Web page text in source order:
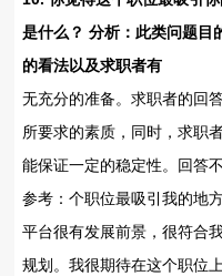
是什么？ 分析：此类问题目
的看法以及求职者有
无充分的准备。求职者的回
所要求的素质，同时，求职
能保证一定的稳定性。回答
参考：个职位最吸引我的地
平台很有发展前景，很符合
规划。我很期待在这个职位